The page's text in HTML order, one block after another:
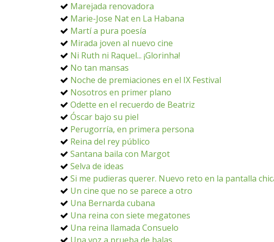
Marejada renovadora
Marie-Jose Nat en La Habana
Martí a pura poesía
Mirada joven al nuevo cine
Ni Ruth ni Raquel... ¡Glorinha!
No tan mansas
Noche de premiaciones en el IX Festival
Nosotros en primer plano
Odette en el recuerdo de Beatriz
Óscar bajo su piel
Perugorría, en primera persona
Reina del rey público
Santana baila con Margot
Selva de ideas
Si me pudieras querer. Nuevo reto en la pantalla
Un cine que no se parece a otro
Una Bernarda cubana
Una reina con siete megatones
Una reina llamada Consuelo